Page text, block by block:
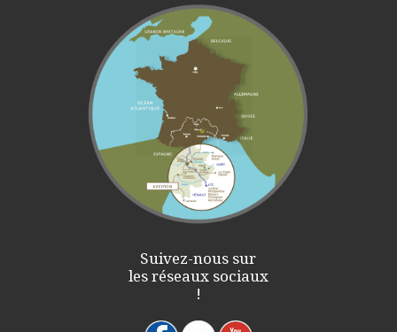
Suivez-nous sur
les réseaux sociaux
!